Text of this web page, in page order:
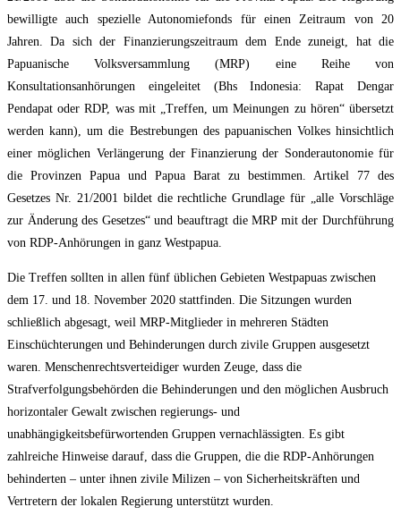
bewilligte auch spezielle Autonomiefonds für einen Zeitraum von 20
Jahren. Da sich der Finanzierungszeitraum dem Ende zuneigt, hat die
Papuanische Volksversammlung (MRP) eine Reihe von
Konsultationsanhörungen eingeleitet (Bhs Indonesia: Rapat Dengar
Pendapat oder RDP, was mit „Treffen, um Meinungen zu hören“ übersetzt
werden kann), um die Bestrebungen des papuanischen Volkes hinsichtlich
einer möglichen Verlängerung der Finanzierung der Sonderautonomie für
die Provinzen Papua und Papua Barat zu bestimmen. Artikel 77 des
Gesetzes Nr. 21/2001 bildet die rechtliche Grundlage für „alle Vorschläge
zur Änderung des Gesetzes“ und beauftragt die MRP mit der Durchführung
von RDP-Anhörungen in ganz Westpapua.
Die Treffen sollten in allen fünf üblichen Gebieten Westpapuas zwischen
dem 17. und 18. November 2020 stattfinden. Die Sitzungen wurden
schließlich abgesagt, weil MRP-Mitglieder in mehreren Städten
Einschüchterungen und Behinderungen durch zivile Gruppen ausgesetzt
waren. Menschenrechtsverteidiger wurden Zeuge, dass die
Strafverfolgungsbehörden die Behinderungen und den möglichen Ausbruch
horizontaler Gewalt zwischen regierungs- und
unabhängigkeitsbefürwortenden Gruppen vernachlässigten. Es gibt
zahlreiche Hinweise darauf, dass die Gruppen, die die RDP-Anhörungen
behinderten – unter ihnen zivile Milizen – von Sicherheitskräften und
Vertretern der lokalen Regierung unterstützt wurden.